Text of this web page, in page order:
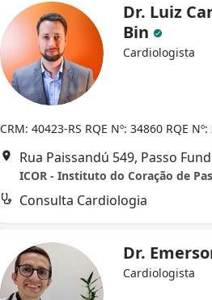
Dr. Luiz
Bin
Cardiologista
CRM: 40423-RS RQE Nº: 34860 RQE Nº:
Rua Paissandú 549, Passo
ICOR - Instituto do Coração de
Consulta Cardiologia
Dr.
Cardiologista